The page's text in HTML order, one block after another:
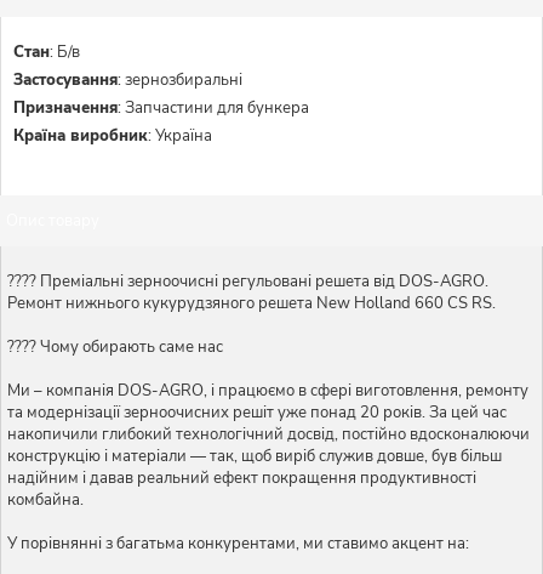
Стан: Б/в
Застосування:зернозбиральні
Призначення:Запчастини для бункера
Країна виробник:Україна
???? Преміальні зерноочисні регульовані решета від DOS-AGRO.
Ремонт нижнього кукурудзяного решета New Holland 660 CS RS.
???? Чому обирають саме нас
Ми – компанія DOS-AGRO, і працюємо в сфері виготовлення, ремонту
та модернізації зерноочисних решіт уже понад 20 років. За цей час
накопичили глибокий технологічний досвід, постійно вдосконалюючи
конструкцію і матеріали — так, щоб виріб служив довше, був більш
надійним і давав реальний ефект покращення продуктивності
комбайна.
У порівнянні з багатьма конкурентами, ми ставимо акцент на: